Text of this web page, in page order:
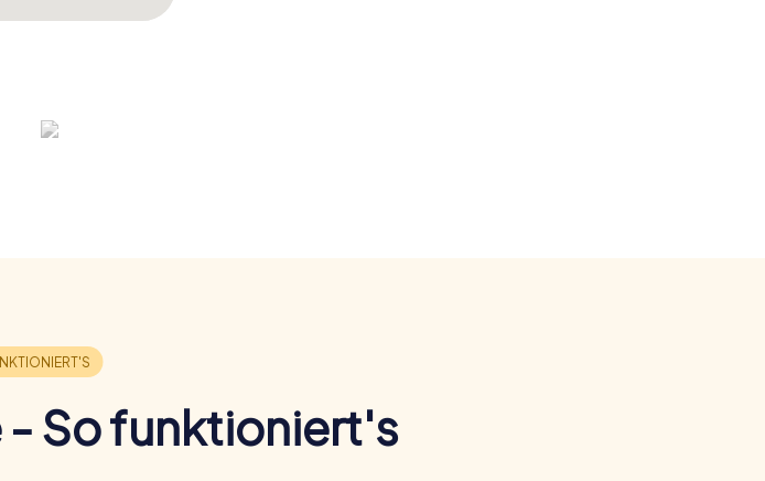
- So funktioniert's